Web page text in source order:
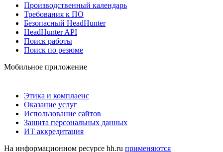
Производственный календарь
Требования к ПО
Безопасный HeadHunter
HeadHunter API
Поиск работы
Поиск по резюме
Мобильное приложение
Этика и комплаенс
Оказание услуг
Использование сайтов
Защита персональных данных
ИТ аккредитация
На информационном ресурсе hh.ru применяются